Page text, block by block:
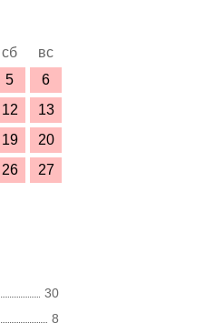
сб
вс
5
6
12
13
19
20
26
27
30
8